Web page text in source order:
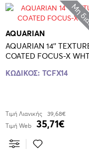
Μη
AQUARIAN
AQUARIAN 14''
COATED FOCUS-X
ΚΩΔΙΚΟΣ: TCFX14
Τιμή Λιανικής
39,68€
Τιμή Web
35,71€